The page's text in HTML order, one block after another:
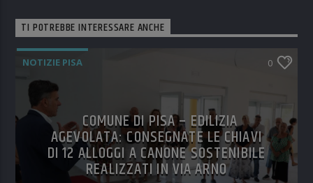
TI POTREBBE INTERESSARE ANCHE
NOTIZIE PISA 0
COMUNE DI PISA – EDILIZIA
AGEVOLATA: CONSEGNATE LE CHIAVI
DI 12 ALLOGGI A CANONE SOSTENIBILE
REALIZZATI IN VIA ARNO